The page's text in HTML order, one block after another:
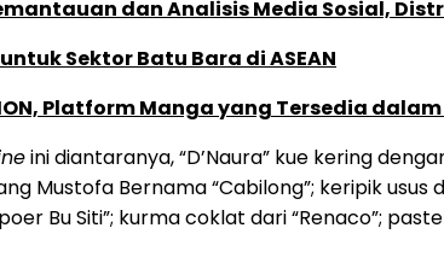
dan Analisis Media Sosial,
Sektor Batu Bara di ASEAN
Platform Manga yang Tersedia dalam
ini diantaranya, “D’Naura” kue kering
Mustofa Bernama “Cabilong”; keripik
Bu Siti”; kurma coklat dari “Renaco”;